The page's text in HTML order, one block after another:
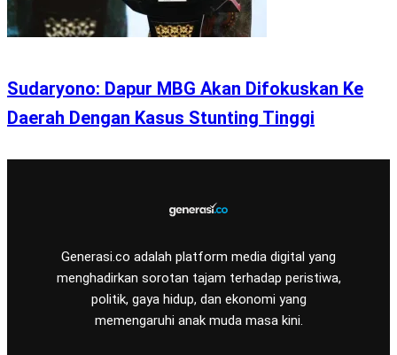
Sudaryono: Dapur MBG Akan Difokuskan Ke
Daerah Dengan Kasus Stunting Tinggi
Generasi.co adalah platform media digital yang
menghadirkan sorotan tajam terhadap peristiwa,
politik, gaya hidup, dan ekonomi yang
memengaruhi anak muda masa kini.